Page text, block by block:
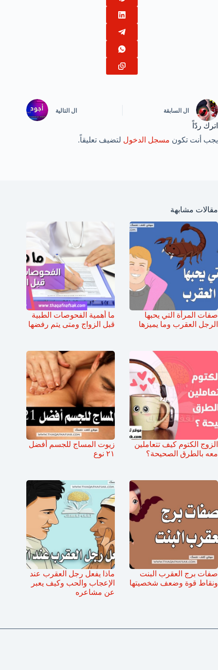
ال السابقة ال التالية
اترك ردّاً
يجب أنت تكون مسجل الدخول لتضيف تعليقاً.
مقالات مشابهة
صفات المرأة التي يحبها
الرجل العقرب وما يميزها
ما أهمية الفحوصات الطبية
قبل الزواج ومتى يتم رفضها
الزوج الكتوم كيف تتعاملين
معه بالطرق الصحيحة؟
زيوت المساج للجسم أفضل
٢١ نوع
صفات برج العقرب البنت
ونقاط قوة وضعف شخصيتها
ماذا يفعل رجل العقرب عند
الإعجاب والحب وكيف يعبر
عن مشاعره